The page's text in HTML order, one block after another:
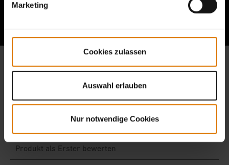
Marketing
Cookies zulassen
Auswahl erlauben
Nur notwendige Cookies
Berichte von anderen Grillern lesen